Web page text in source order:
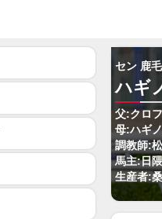
セン 鹿
ハギ
父:クロ
母:ハギ
調教師:
馬主:日
生産者: